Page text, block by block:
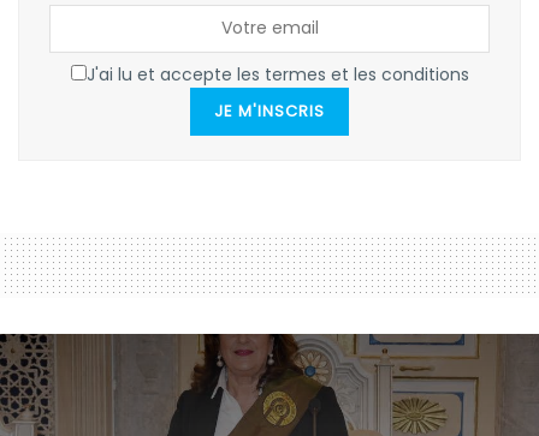
J'ai lu et accepte les termes et les conditions
JE M'INSCRIS